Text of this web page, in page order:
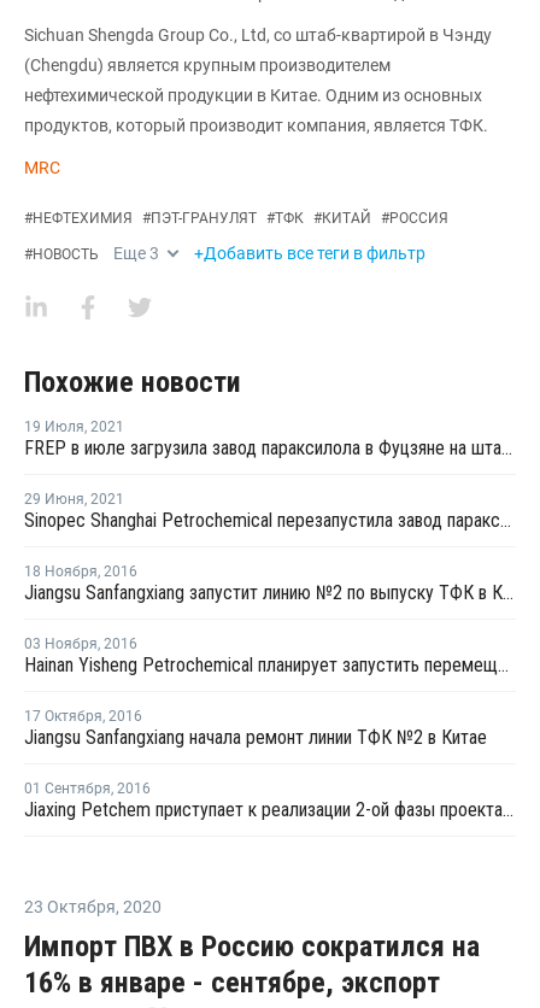
Sichuan Shengda Group Co., Ltd, со штаб-квартирой в Чэнду
(Chengdu) является крупным производителем
нефтехимической продукции в Китае. Одним из основных
продуктов, который производит компания, является ТФК.
MRC
#НЕФТЕХИМИЯ #ПЭТ-ГРАНУЛЯТ #ТФК #КИТАЙ #РОССИЯ
#НОВОСТЬ Еще3 +Добавить все теги в фильтр
Похожие новости
19 Июля, 2021
FREP в июле загрузила завод параксилола в Фуцзяне на штатном уровне
29 Июня, 2021
Sinopec Shanghai Petrochemical перезапустила завод параксилола № 1 после планового ремонта
18 Ноября, 2016
Jiangsu Sanfangxiang запустит линию №2 по выпуску ТФК в Китае на этой неделе
03 Ноября, 2016
Hainan Yisheng Petrochemical планирует запустить перемещенный завод ПЭТ в марте 2017 года
17 Октября, 2016
Jiangsu Sanfangxiang начала ремонт линии ТФК №2 в Китае
01 Сентября, 2016
Jiaxing Petchem приступает к реализации 2-ой фазы проекта по наращиванию мощностей ТФК в Китае
23 Октября, 2020
Импорт ПВХ в Россию сократился на
16% в январе - сентябре, экспорт